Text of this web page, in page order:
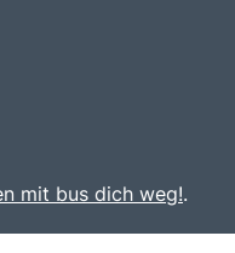
mit bus dich weg!.